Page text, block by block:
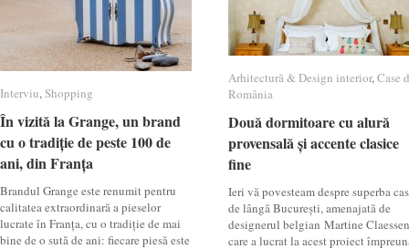
Interviu,Shopping
În vizită la Grange, un brand
cu o tradiție de peste 100 de
ani, din Franța
Brandul Grange este renumit pentru
calitatea extraordinară a pieselor
lucrate în Franța, cu o tradiție de mai
bine de o sută de ani: fiecare piesă este
Interviu Shopping
În vizită la Grange, un brand
cu o tradiție de peste 100 de
ani, din Franța
Arhitectură & Design interior,Case
România
Două dormitoare cu alură
provensală și accente clasice
fine
Ieri vă povesteam despre superba
de lângă București, amenajată de
designerul belgian Martine
care a lucrat la acest proiect
Arhitectură & Design interior Case
România
Două dormitoare cu alură
provensală și accente clasice
fine